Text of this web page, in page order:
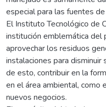
especial para las fuentes de
El Instituto Tecnológico de
institución emblemática del
aprovechar los residuos
instalaciones para
de esto, contribuir en la
en el área ambiental, como
nuevos negocios.